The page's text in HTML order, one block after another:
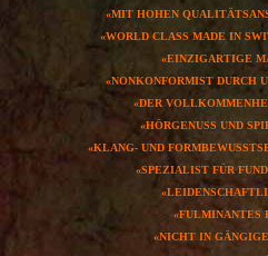
«MIT HOHEN
«WORLD CLASS MADE IN
«EINZIGARTIGE
«NONKONFORMIST DURCH
«DER
«HÖRGENUSS UND
«KLANG- UND
«SPEZIALIST FÜR
«FULMINANTES
«NICHT IN